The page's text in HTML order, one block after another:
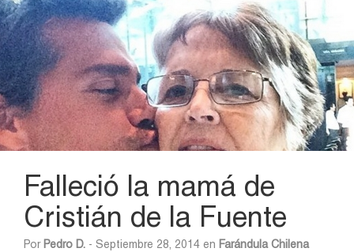
Falleció la mamá de
Cristián de la Fuente
Por Pedro D. - Septiembre 28, 2014 en Farándula Chilena